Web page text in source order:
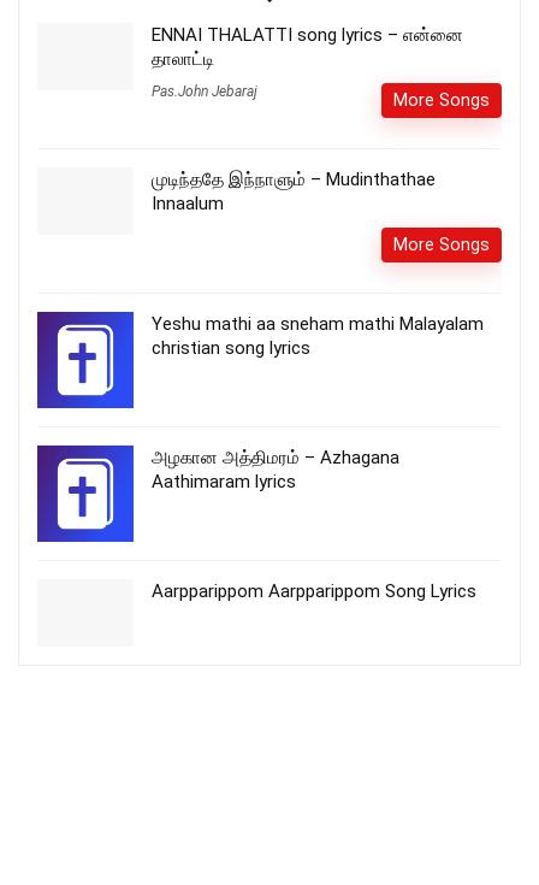
ENNAI THALATTI song lyrics – என்னை
தாலாட்டி
Pas.John Jebaraj More Songs
முடிந்ததே இந்நாளும் – Mudinthathae
Innaalum
More Songs
Yeshu mathi aa sneham mathi Malayalam
christian song lyrics
அழகான அத்திமரம் – Azhagana
Aathimaram lyrics
Aarpparippom Aarpparippom Song Lyrics